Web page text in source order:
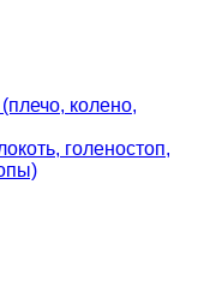
колено,
голеностоп,